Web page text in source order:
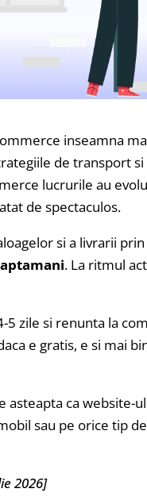
inseamna
de transport
lucrurile au
de spectaculos.
si a livrarii
. La ritmul
5 zile si renunta la
e gratis, e si mai
asteapta ca website-
sau pe orice tip
2026]